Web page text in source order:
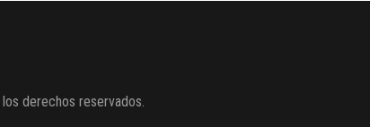
derechos reservados.